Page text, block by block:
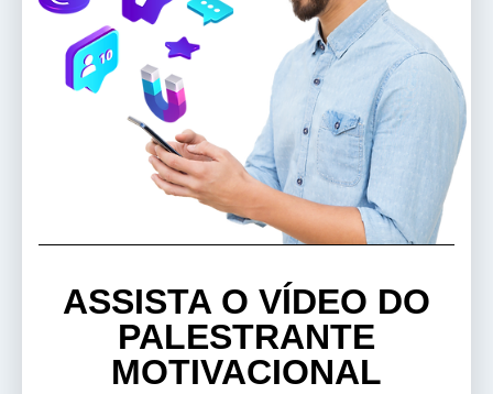
ASSISTA O VÍDEO DO
PALESTRANTE
MOTIVACIONAL